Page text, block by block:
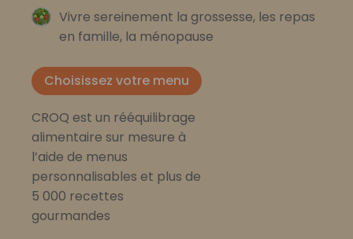
Vivre sereinement la grossesse, les repas
en famille, la ménopause
Choisissez votre menu
CROQ est un rééquilibrage
alimentaire sur mesure à
l’aide de menus
personnalisables et plus de
5 000 recettes
gourmandes